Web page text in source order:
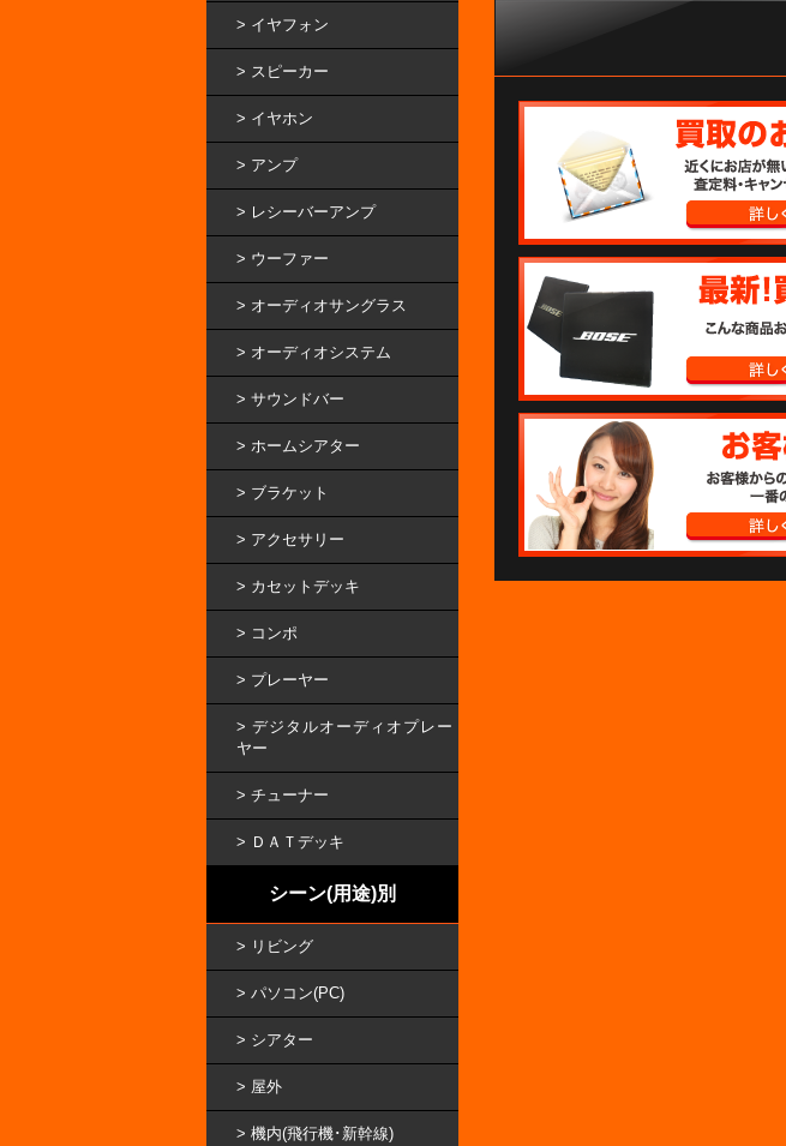
イヤフォン
スピーカー
イヤホン
アンプ
レシーバーアンプ
ウーファー
オーディオサングラス
オーディオシステム
サウンドバー
ホームシアター
ブラケット
アクセサリー
カセットデッキ
コンポ
プレーヤー
デジタルオーディオプレー
ヤー
チューナー
ＤＡＴデッキ
シーン(用途)別
リビング
パソコン(PC)
シアター
屋外
機内(飛行機･新幹線)